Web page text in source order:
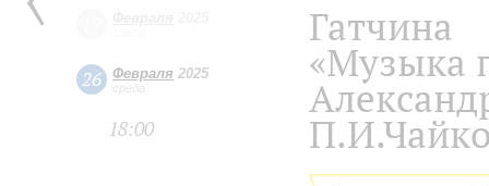
26 Февраля 2025
среда
18:00
Гатчина
«Музыка